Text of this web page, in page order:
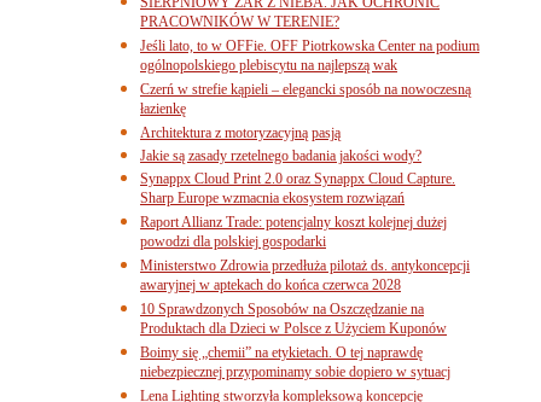
PRACOWNIKÓW W TERENIE?
Jeśli lato, to w OFFie. OFF Piotrkowska Center na podium
ogólnopolskiego plebiscytu na najlepszą wak
Czerń w strefie kąpieli – elegancki sposób na nowoczesną
łazienkę
Architektura z motoryzacyjną pasją
Jakie są zasady rzetelnego badania jakości wody?
Synappx Cloud Print 2.0 oraz Synappx Cloud Capture.
Sharp Europe wzmacnia ekosystem rozwiązań
Raport Allianz Trade: potencjalny koszt kolejnej dużej
powodzi dla polskiej gospodarki
Ministerstwo Zdrowia przedłuża pilotaż ds. antykoncepcji
awaryjnej w aptekach do końca czerwca 2028
10 Sprawdzonych Sposobów na Oszczędzanie na
Produktach dla Dzieci w Polsce z Użyciem Kuponów
Boimy się „chemii” na etykietach. O tej naprawdę
niebezpiecznej przypominamy sobie dopiero w sytuacj
Lena Lighting stworzyła kompleksową koncepcję